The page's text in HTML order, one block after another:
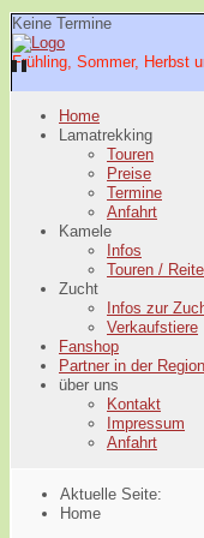
Keine Termine
Frühling, Sommer, Herbst
Home
Lamatrekking
Touren
Preise
Termine
Anfahrt
Kamele
Infos
Touren /
Zucht
Infos zur
Verkaufstiere
Fanshop
Partner in der Region
über uns
Kontakt
Impressum
Anfahrt
Aktuelle Seite:
Home